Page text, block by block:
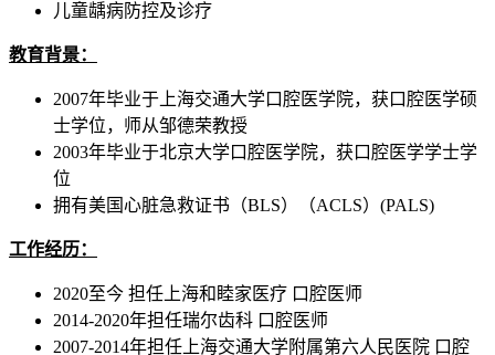
儿童龋病防控及诊疗
教育背景：
2007年毕业于上海交通大学口腔医学院，获口腔医学硕
士学位，师从邹德荣教授
2003年毕业于北京大学口腔医学院，获口腔医学学士学
位
拥有美国心脏急救证书（BLS）（ACLS）(PALS)
工作经历：
2020至今 担任上海和睦家医疗 口腔医师
2014-2020年担任瑞尔齿科 口腔医师
2007-2014年担任上海交通大学附属第六人民医院 口腔